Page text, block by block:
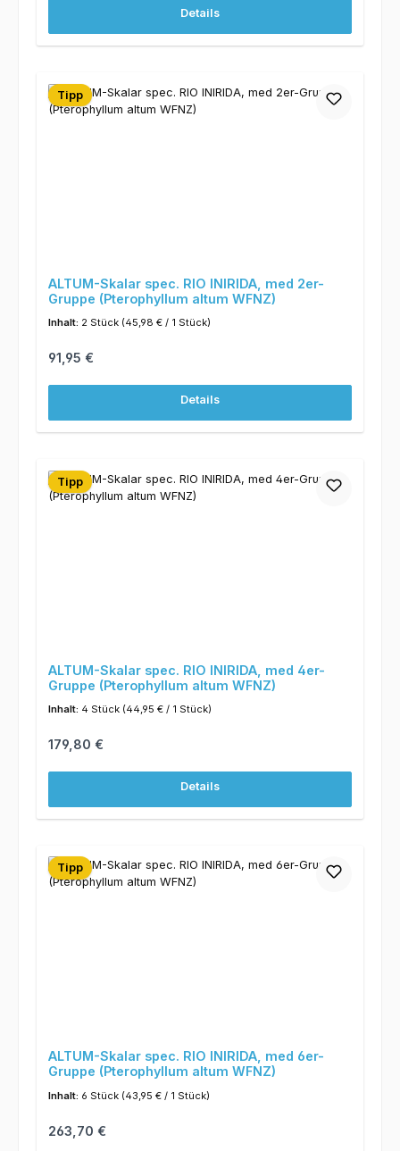
Details
Tipp
ALTUM-Skalar spec. RIO INIRIDA, med 2er-
Gruppe (Pterophyllum altum WFNZ)
Inhalt: 2 Stück (45,98 € / 1 Stück)
Regulärer Preis:
91,95 €
Details
Tipp
ALTUM-Skalar spec. RIO INIRIDA, med 4er-
Gruppe (Pterophyllum altum WFNZ)
Inhalt: 4 Stück (44,95 € / 1 Stück)
Regulärer Preis:
179,80 €
Details
Tipp
ALTUM-Skalar spec. RIO INIRIDA, med 6er-
Gruppe (Pterophyllum altum WFNZ)
Inhalt: 6 Stück (43,95 € / 1 Stück)
Regulärer Preis:
263,70 €